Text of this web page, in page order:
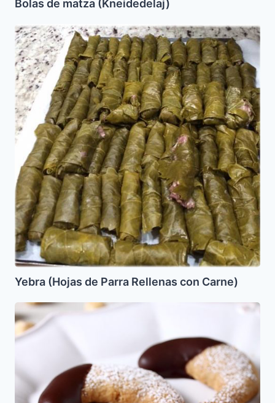
Bolas de matza (Kneidedelaj)
Yebra
(Hojas
de
Parra
Rellenas
con
Carne)
Yebra (Hojas de Parra Rellenas con Carne)
Medias
Lunas
de